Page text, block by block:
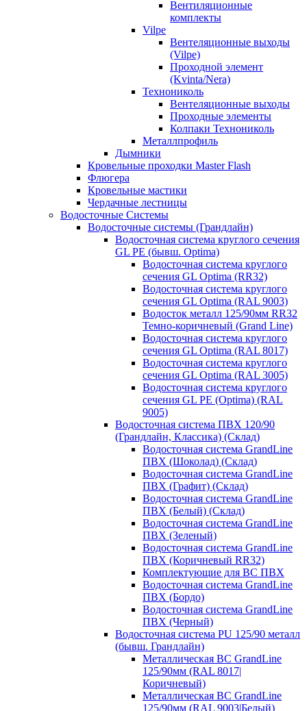
Вентиляционные
комплекты
Vilpe
Вентеляционные выходы
(Vilpe)
Проходной элемент
(Kvinta/Nera)
Технониколь
Вентеляционные выходы
Проходные элементы
Колпаки Технониколь
Металлпрофиль
Дымники
Кровельные проходки Master Flash
Флюгера
Кровельные мастики
Чердачные лестницы
Водосточные Системы
Водосточные системы (Грандлайн)
Водосточная система круглого сечения
GL PE (бывш. Optima)
Водосточная система круглого
сечения GL Optima (RR32)
Водосточная система круглого
сечения GL Optima (RAL 9003)
Водосток металл 125/90мм RR32
Темно-коричневый (Grand Line)
Водосточная система круглого
сечения GL Optima (RAL 8017)
Водосточная система круглого
сечения GL Optima (RAL 3005)
Водосточная система круглого
сечения GL PE (Optima) (RAL
9005)
Водосточная система ПВХ 120/90
(Грандлайн, Классика) (Склад)
Водосточная система GrandLine
ПВХ (Шоколад) (Склад)
Водосточная система GrandLine
ПВХ (Графит) (Склад)
Водосточная система GrandLine
ПВХ (Белый) (Склад)
Водосточная система GrandLine
ПВХ (Зеленый)
Водосточная система GrandLine
ПВХ (Коричневый RR32)
Комплектующие для ВС ПВХ
Водосточная система GrandLine
ПВХ (Бордо)
Водосточная система GrandLine
ПВХ (Черный)
Водосточная система PU 125/90 металл
(бывш. Грандлайн)
Металлическая ВС GrandLine
125/90мм (RAL 8017|
Коричневый)
Металлическая ВС GrandLine
125/90мм (RAL 9003|Белый)